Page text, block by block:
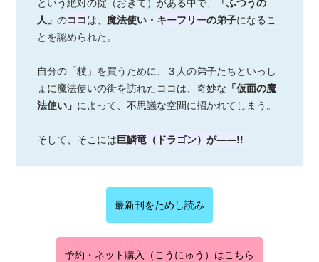
人」のココは、 魔法使い・ キーフリーの弟子になるこ
とを認められた。
自分の「杖」を買うために、３人の弟子たちといっし
ょに魔法使いの街を訪れたココは、奇妙な 「仮面の魔
法使い」 によって、不思議な空間に招かれてしまう。
そして、そこには巨鱗竜（ドラゴン）が――!!
最新刊をためし読み
予約・ネット購入（こうにゅう）はこちら